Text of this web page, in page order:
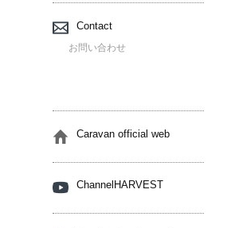
Contact
お問い合わせ
Caravan official web
ChannelHARVEST